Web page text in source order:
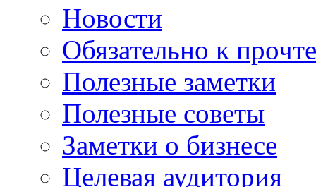
Новости
Обязательно к
Полезные заметки
Полезные советы
Заметки о бизнесе
Целевая аудитория